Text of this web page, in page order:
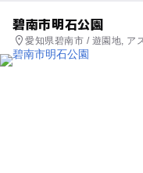
碧南市明石公園
愛知県碧南市 / 遊園地, ア